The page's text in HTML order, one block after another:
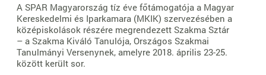
A SPAR Magyarország tíz éve főtámogatója a Magyar
Kereskedelmi és Iparkamara (MKIK) szervezésében a
középiskolások részére megrendezett Szakma Sztár
– a Szakma Kiváló Tanulója, Országos Szakmai
Tanulmányi Versenynek, amelyre 2018. április 23-25.
között került sor.